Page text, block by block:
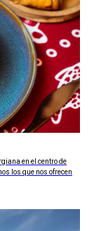
en el centro de
los que nos ofrecen